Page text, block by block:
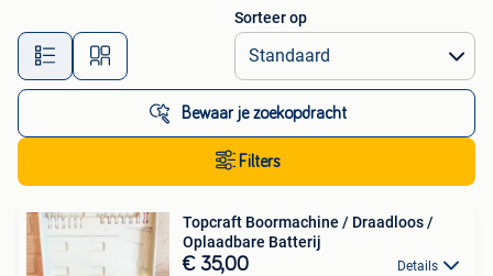
Alle afstanden…
Sorteer op
Bewaar je zoekopdracht
Filters
Topcraft Boormachine / Draadloos /
Oplaadbare Batterij
€ 35,00 Details